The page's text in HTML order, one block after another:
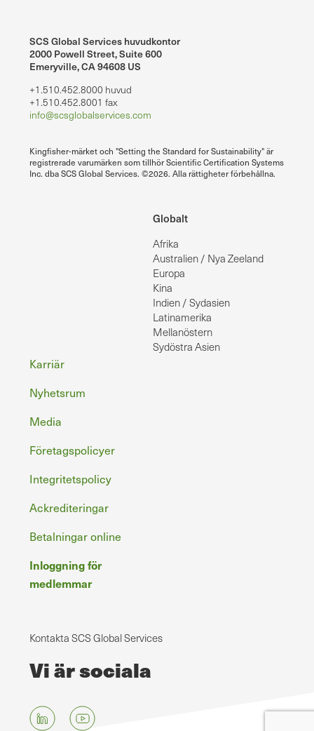
SCS Global Services huvudkontor
2000 Powell Street, Suite 600
Emeryville, CA 94608 US
+1.510.452.8000 huvud
+1.510.452.8001 fax
info@scsglobalservices.com
Kingfisher-märket och "Setting the Standard for Sustainability" är
registrerade varumärken som tillhör Scientific Certification Systems
Inc. dba SCS Global Services. ©2026. Alla rättigheter förbehållna.
Globalt
Afrika
Australien / Nya Zeeland
Europa
Kina
Indien / Sydasien
Latinamerika
Mellanöstern
Sydöstra Asien
Sidfot
Karriär
Nyhetsrum
Media
Företagspolicyer
Integritetspolicy
Ackrediteringar
Betalningar online
Inloggning för
medlemmar
Kontakta SCS Global Services
Vi är sociala